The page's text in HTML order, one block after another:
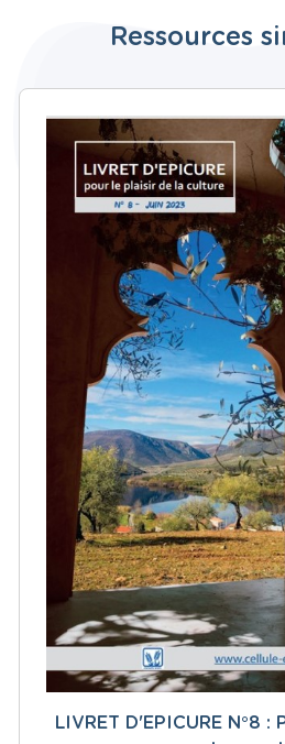
Ressources
LIVRET D'EPICURE N°8